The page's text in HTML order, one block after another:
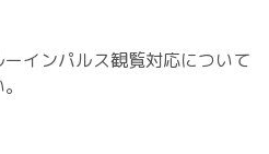
インパルス観覧対応について
。